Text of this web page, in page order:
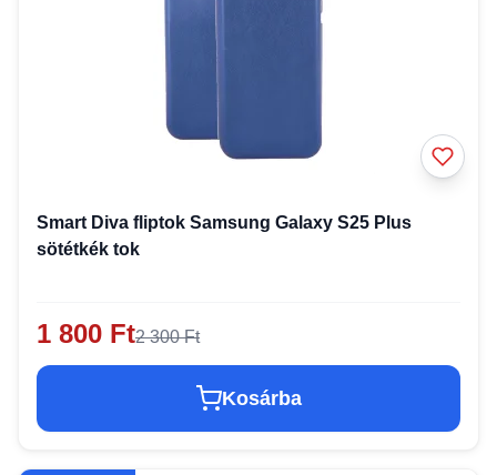
Smart Diva fliptok Samsung Galaxy S25 Plus
sötétkék tok
1 800 Ft2 300 Ft
Kosárba